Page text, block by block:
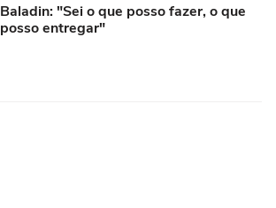
Baladin: "Sei o que posso fazer, o que
posso entregar"